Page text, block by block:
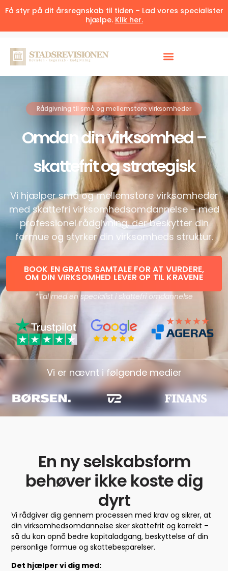
Få styr på dit årsregnskab til tiden – Lad vores specialister
hjælpe. Klik her.
Rådgivning til små og mellemstore virksomheder
Omdan din virksomhed –
skattefrit og strategisk
Vi hjælper små og mellemstore virksomheder
med skattefri virksomhedsomdannelse – med
professionel rådgivning, der beskytter din
formue og styrker din virksomheds struktur.
BOOK EN GRATIS SAMTALE FOR AT VURDERE,
OM DIN VIRKSOMHED LEVER OP TIL KRAVENE
*Tal med en specialist i skattefri omdannelse
Vi er nævnt i følgende medier
En ny selskabsform
behøver ikke koste dig
dyrt
Vi rådgiver dig gennem processen med krav og sikrer, at
din virksomhedsomdannelse sker skattefrit og korrekt –
så du kan opnå bedre kapitaladgang, beskyttelse af din
personlige formue og skattebesparelser.
Det hjælper vi dig med: